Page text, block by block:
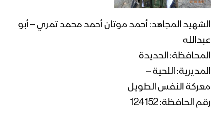
الشهيد المجاهد: أحمد موتان أحمد محمد تمري – أبو
عبدالله
المحافظة: الحديدة
المديرية: اللحية –
معركة النفس الطويل
رقم الحافظة: 124152